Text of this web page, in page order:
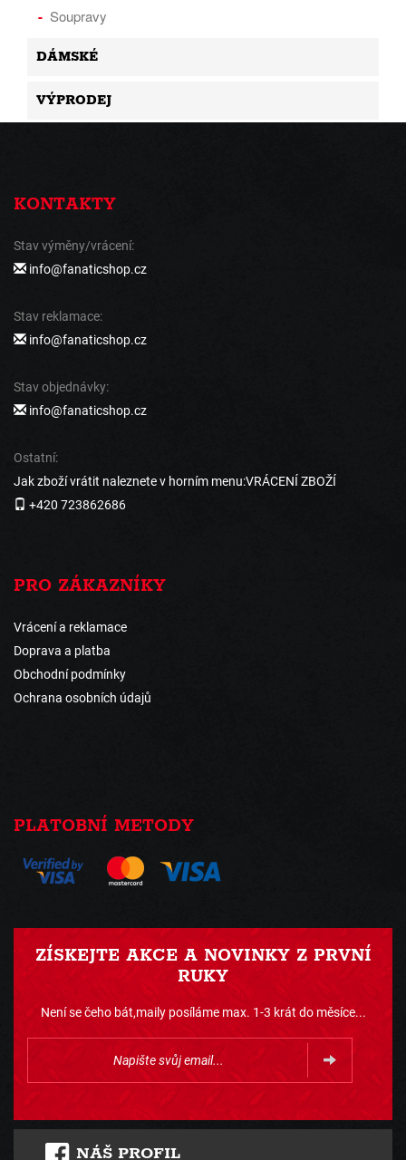
Soupravy
DÁMSKÉ
VÝPRODEJ
KONTAKTY
Stav výměny/vrácení:
info@fanaticshop.cz
Stav reklamace:
info@fanaticshop.cz
Stav objednávky:
info@fanaticshop.cz
Ostatní:
Jak zboží vrátit naleznete v horním menu:VRÁCENÍ ZBOŽÍ
+420 723862686
PRO ZÁKAZNÍKY
Vrácení a reklamace
Doprava a platba
Obchodní podmínky
Ochrana osobních údajů
PLATOBNÍ METODY
ZÍSKEJTE AKCE A NOVINKY Z PRVNÍ
RUKY
Není se čeho bát,maily posíláme max. 1-3 krát do měsíce...
NÁŠ PROFIL